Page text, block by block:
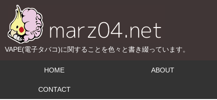
VAPE(電子タバコ)に関することを色々と書き綴っています。
HOME ABOUT
CONTACT